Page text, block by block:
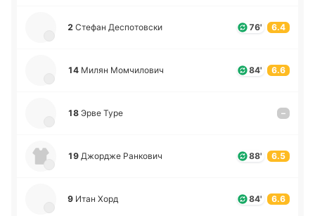
2 Стефан Де­спо­то­вски 76' 6.4
14 Милян Мо­мчи­ло­вич 84' 6.6
18 Эрве Туре –
19 Джо­рдже Ра­нко­вич 88' 6.5
9 Итан Хорд 84' 6.6